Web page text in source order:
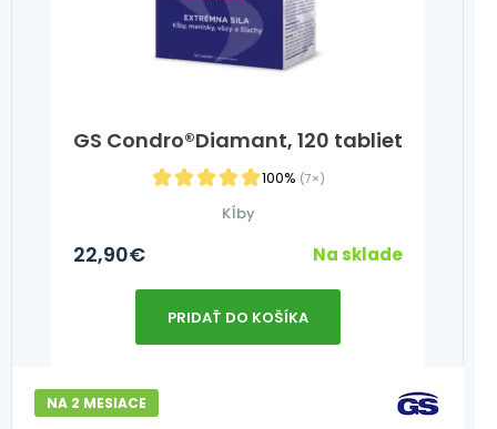
GS Condro®Diamant, 120 tabliet
100% (7×)
Kĺby
22,90€ Na sklade
PRIDAŤ DO KOŠÍKA
NA 2 MESIACE